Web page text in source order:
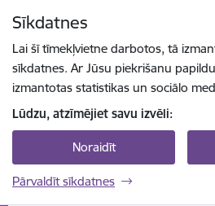
Sīkdatnes
Lai šī tīmekļvietne darbotos, tā
sīkdatnes. Ar Jūsu piekrišanu
izmantotas statistikas un sociālo
Lūdzu, atzīmējiet savu izvēli:
Noraidīt
Pārvaldīt sīkdatnes